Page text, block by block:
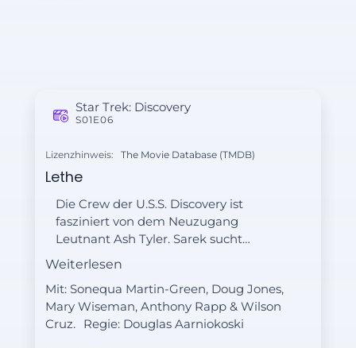
Star Trek: Discovery
S01E06
Lizenzhinweis: The Movie Database (TMDB)
Lethe
Die Crew der U.S.S. Discovery ist
fasziniert von dem Neuzugang
Leutnant Ash Tyler. Sarek sucht
Burnhams Hilfe und weckt
Admiral Cornwell hinterfragt Lorcas
Taktik.
Weiterlesen
Mit: Sonequa Martin-Green, Doug Jones,
Mary Wiseman, Anthony Rapp & Wilson
Cruz.
Regie: Douglas Aarniokoski